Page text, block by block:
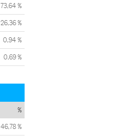
73,64 %
26,36 %
0,94 %
0,69 %
%
46,78 %